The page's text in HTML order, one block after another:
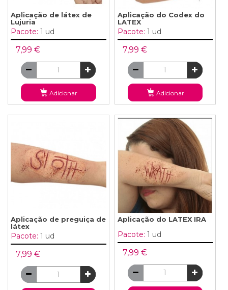
Aplicação de látex de
Lujuria
Pacote: 1 ud
7,99 €
Adicionar
Aplicação do Codex do
LATEX
Pacote: 1 ud
7,99 €
Adicionar
Aplicação de preguiça de
látex
Pacote: 1 ud
7,99 €
Aplicação do LATEX IRA
Pacote: 1 ud
7,99 €